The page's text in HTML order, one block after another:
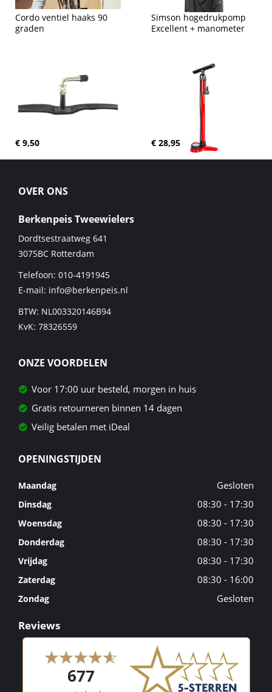
Cordo ventiel haaks 90
graden
€ 9,50
Simson hogedrukpomp
Excellent + manometer
€ 28,95
OVER ONS
Berkenpeis Tweewielers
Dordtsestraatweg 641
3075BC Rotterdam
Telefoon: 010-4191945
E-mail: info@berkenpeis.nl
BTW: NL003320146B94
KvK: 78326559
ONZE VOORDELEN
Voor 17:00 uur besteld, morgen in huis
Gratis retourneren binnen 14 dagen
Veilig betalen met iDeal
OPENINGSTIJDEN
Maandag Gesloten
Dinsdag 08:30 - 17:30
Woensdag 08:30 - 17:30
Donderdag 08:30 - 17:30
Vrijdag 08:30 - 17:30
Zaterdag 08:30 - 16:00
Zondag Gesloten
Reviews